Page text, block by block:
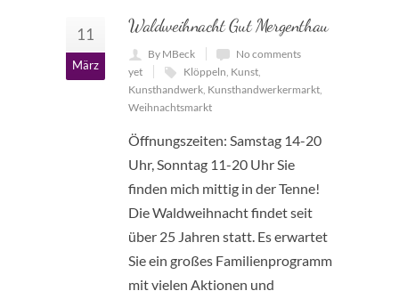
11
März
Waldweihnacht Gut Mergenthau
By MBeck
No comments
yet
Klöppeln, Kunst,
Kunsthandwerk, Kunsthandwerkermarkt,
Weihnachtsmarkt
Öffnungszeiten: Samstag 14-20
Uhr, Sonntag 11-20 Uhr Sie
finden mich mittig in der Tenne!
Die Waldweihnacht findet seit
über 25 Jahren statt. Es erwartet
Sie ein großes Familienprogramm
mit vielen Aktionen und